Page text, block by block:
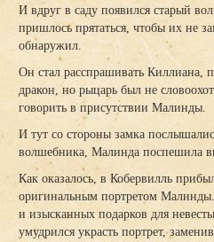
И вдруг в саду появился старый
пришлось прятаться, чтобы их не
обнаружил.
Он стал расспрашивать Киллиана,
дракон, но рыцарь был не
говорить в присутствии Малинды.
И тут со стороны замка
волшебника, Малинда поспешила
Как оказалось, в Кобервилль
оригинальным портретом
и изысканных подарков для
умудрился украсть портрет,